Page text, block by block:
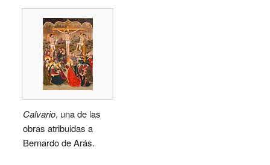
Calvario, una de las
obras atribuidas a
Bernardo de Arás.